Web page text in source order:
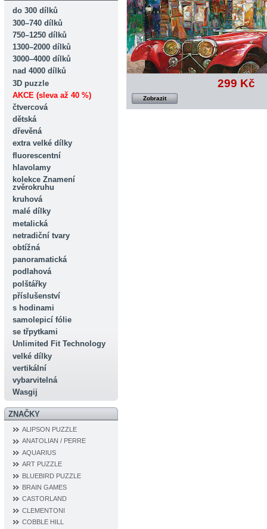
do 300 dílků
300–740 dílků
750–1250 dílků
1300–2000 dílků
3000–4000 dílků
nad 4000 dílků
3D puzzle
AKCE (sleva až 40 %)
čtvercová
dětská
dřevěná
extra velké dílky
fluorescentní
hlavolamy
kolekce Znamení
zvěrokruhu
kruhová
malé dílky
metalická
netradiční tvary
obtížná
panoramatická
podlahová
polštářky
příslušenství
s hodinami
samolepicí fólie
se třpytkami
Unlimited Fit Technology
velké dílky
vertikální
vybarvitelná
Wasgij
ZNAČKY
ALIPSON PUZZLE
ANATOLIAN / PERRE
AQUARIUS
ART PUZZLE
BLUEBIRD PUZZLE
BRAIN GAMES
CASTORLAND
CLEMENTONI
COBBLE HILL
299 Kč
Zobrazit